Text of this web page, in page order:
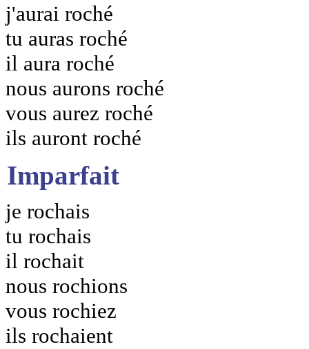
j'aurai roché
tu auras roché
il aura roché
nous aurons roché
vous aurez roché
ils auront roché
Imparfait
je rochais
tu rochais
il rochait
nous rochions
vous rochiez
ils rochaient